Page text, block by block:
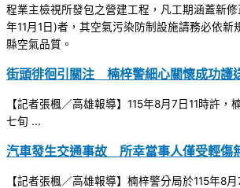
程業主檢視所發包之營建工程，凡工期涵蓋新修
年11月1日)者，其空氣污染防制設施請務必依新
縣空氣品質。
街頭徘徊引關注 楠梓警細心關懷成功護
【記者張楓／高雄報導】115年8月7日11時許，
七旬 ...
汽車發生交通事故 所幸當事人僅受輕傷
【記者張楓／高雄報導】楠梓警分局於115年8